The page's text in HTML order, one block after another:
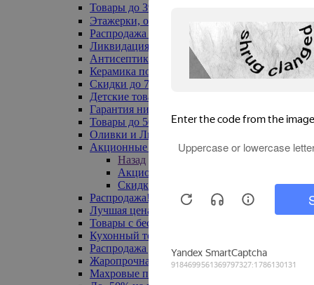
Товары до 399₽
Этажерки, обувницы
Распродажа текстиля до -50%
Ликвидация до -70%
Антисептики
Керамика по 129 руб
Скидки до 70%
Детские товары
Гарантия низкой цены
Товары до 500 руб
Оливки и Лимоны
Акционные товары
Назад
Акционные товары
Скидка 20% по промокоду
Распродажа! Ульяновск до -70%
Лучшая цена
Товары с бесплатной доставкой
Кухонный текстиль
Распродажа до -50%
Жаропрочная посуда
Махровые полотенца